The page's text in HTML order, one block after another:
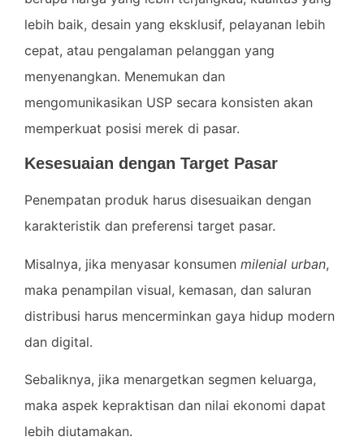
lebih baik, desain yang eksklusif, pelayanan lebih
cepat, atau pengalaman pelanggan yang
menyenangkan. Menemukan dan
mengomunikasikan USP secara konsisten akan
memperkuat posisi merek di pasar.
Kesesuaian dengan Target Pasar
Penempatan produk harus disesuaikan dengan
karakteristik dan preferensi target pasar.
Misalnya, jika menyasar konsumen milenial urban,
maka penampilan visual, kemasan, dan saluran
distribusi harus mencerminkan gaya hidup modern
dan digital.
Sebaliknya, jika menargetkan segmen keluarga,
maka aspek kepraktisan dan nilai ekonomi dapat
lebih diutamakan.